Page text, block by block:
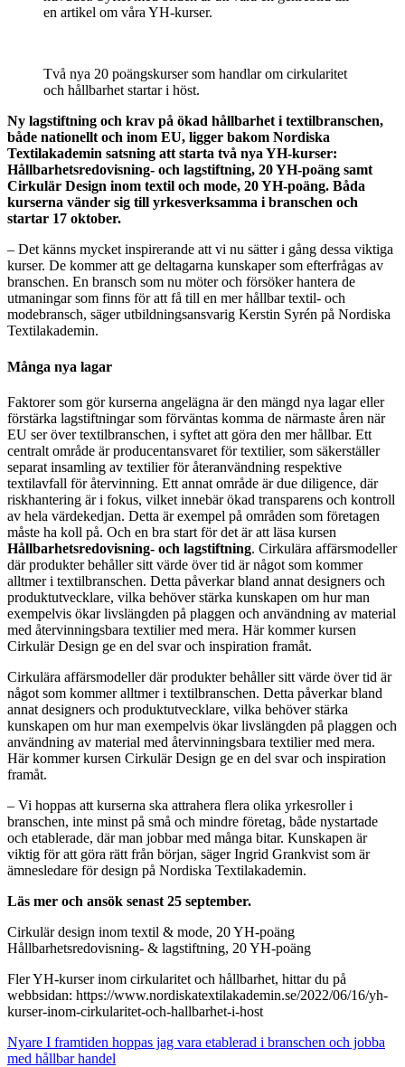
textilbranschen
Två nya 20 poängskurser som handlar om cirkularitet
och hållbarhet startar i höst.
Ny lagstiftning och krav på ökad hållbarhet i textilbranschen,
både nationellt och inom EU, ligger bakom Nordiska
Textilakademin satsning att starta två nya YH-kurser:
Hållbarhetsredovisning- och lagstiftning, 20 YH-poäng samt
Cirkulär Design inom textil och mode, 20 YH-poäng. Båda
kurserna vänder sig till yrkesverksamma i branschen och
startar 17 oktober.
– Det känns mycket inspirerande att vi nu sätter i gång dessa viktiga
kurser. De kommer att ge deltagarna kunskaper som efterfrågas av
branschen. En bransch som nu möter och försöker hantera de
utmaningar som finns för att få till en mer hållbar textil- och
modebransch, säger utbildningsansvarig Kerstin Syrén på Nordiska
Textilakademin.
Många nya lagar
Faktorer som gör kurserna angelägna är den mängd nya lagar eller
förstärka lagstiftningar som förväntas komma de närmaste åren när
EU ser över textilbranschen, i syftet att göra den mer hållbar. Ett
centralt område är producentansvaret för textilier, som säkerställer
separat insamling av textilier för återanvändning respektive
textilavfall för återvinning. Ett annat område är due diligence, där
riskhantering är i fokus, vilket innebär ökad transparens och kontroll
av hela värdekedjan. Detta är exempel på områden som företagen
måste ha koll på. Och en bra start för det är att läsa kursen
Hållbarhetsredovisning- och lagstiftning. Cirkulära affärsmodeller
där produkter behåller sitt värde över tid är något som kommer
alltmer i textilbranschen. Detta påverkar bland annat designers och
produktutvecklare, vilka behöver stärka kunskapen om hur man
exempelvis ökar livslängden på plaggen och användning av material
med återvinningsbara textilier med mera. Här kommer kursen
Cirkulär Design ge en del svar och inspiration framåt.
Cirkulära affärsmodeller där produkter behåller sitt värde över tid är
något som kommer alltmer i textilbranschen. Detta påverkar bland
annat designers och produktutvecklare, vilka behöver stärka
kunskapen om hur man exempelvis ökar livslängden på plaggen och
användning av material med återvinningsbara textilier med mera.
Här kommer kursen Cirkulär Design ge en del svar och inspiration
framåt.
– Vi hoppas att kurserna ska attrahera flera olika yrkesroller i
branschen, inte minst på små och mindre företag, både nystartade
och etablerade, där man jobbar med många bitar. Kunskapen är
viktig för att göra rätt från början, säger Ingrid Grankvist som är
ämnesledare för design på Nordiska Textilakademin.
Läs mer och ansök senast 25 september.
Cirkulär design inom textil & mode, 20 YH-poäng
Hållbarhetsredovisning- & lagstiftning, 20 YH-poäng
Fler YH-kurser inom cirkularitet och hållbarhet, hittar du på
webbsidan: https://www.nordiskatextilakademin.se/2022/06/16/yh-
kurser-inom-cirkularitet-och-hallbarhet-i-host
Nyare I framtiden hoppas jag vara etablerad i branschen och jobba
med hållbar handel